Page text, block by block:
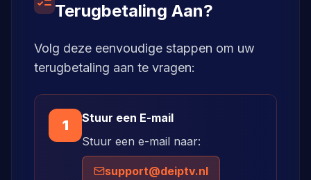
Terugbetaling Aan?
Volg deze eenvoudige stappen om uw
terugbetaling aan te vragen:
1
Stuur een E-mail
Stuur een e-mail naar:
support@deiptv.nl